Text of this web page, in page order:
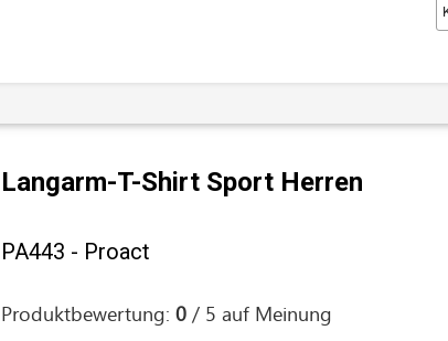
Langarm-T-Shirt Sport Herren
PA443 - Proact
Produktbewertung:0 / 5auf Meinung